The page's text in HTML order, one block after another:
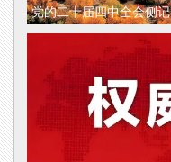
党的二十届四中全会侧记